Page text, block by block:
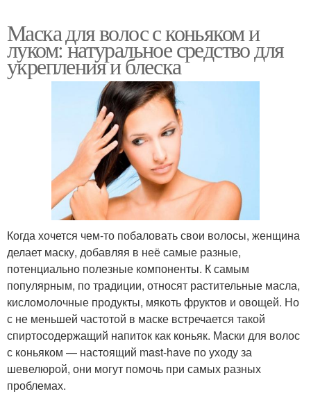
Маска для волос с коньяком и
луком: натуральное средство для
укрепления и блеска
Когда хочется чем-то побаловать свои волосы, женщина
делает маску, добавляя в неё самые разные,
потенциально полезные компоненты. К самым
популярным, по традиции, относят растительные масла,
кисломолочные продукты, мякоть фруктов и овощей. Но
с не меньшей частотой в маске встречается такой
спиртосодержащий напиток как коньяк. Маски для волос
с коньяком — настоящий mast-have по уходу за
шевелюрой, они могут помочь при самых разных
проблемах.